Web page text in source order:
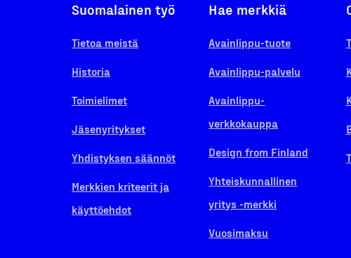
Suomalainen työ
Tietoa meistä
Historia
Toimielimet
Jäsenyritykset
Yhdistyksen säännöt
Merkkien kriteerit ja
käyttöehdot
Hae merkkiä
Avainlippu-tuote
Avainlippu-palvelu
Avainlippu-
verkkokauppa
Design from Finland
Yhteiskunnallinen
yritys -merkki
Vuosimaksu